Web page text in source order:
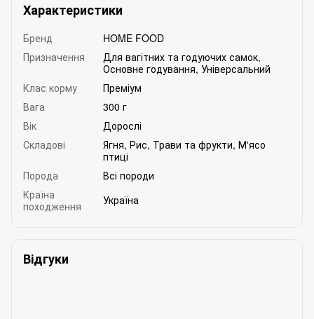
Характеристики
Бренд
HOME FOOD
Призначення
Для вагітних та годуючих самок,
Основне годування, Універсальний
Клас корму
Преміум
Вага
300 г
Вік
Дорослі
Складові
Ягня, Рис, Трави та фрукти, М'ясо
птиці
Порода
Всі породи
Країна
походження
Україна
Відгуки